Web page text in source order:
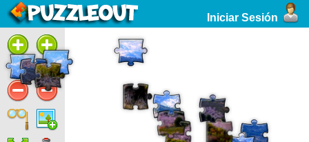
Iniciar Sesión